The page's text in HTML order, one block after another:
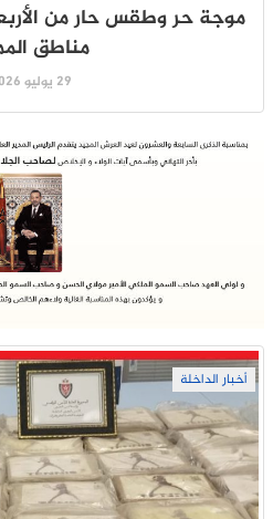
موجة حر وطقس حار من
مناطق
29 يوليو 2026
أخبار الداخلة